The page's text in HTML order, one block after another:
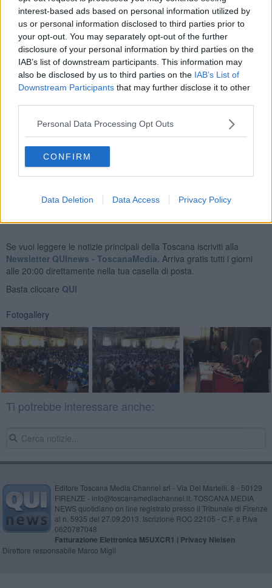
interest-based ads based on personal information utilized by
us or personal information disclosed to third parties prior to
your opt-out. You may separately opt-out of the further
disclosure of your personal information by third parties on the
IAB’s list of downstream participants. This information may
also be disclosed by us to third parties on the IAB’s List of
Downstream Participants that may further disclose it to other
Personal Data Processing Opt Outs
CONFIRM
Data Deletion Data Access Privacy Policy
Durante l'evento i più giovani rappresentanti di ogni squadra hanno
ricevuto un premio speciale. I ragazzi hanno anche indossato tutti
insieme una maglietta con la scritta "Salviamo tutti la Rari", un
gesto di solidarietà e partecipazione verso la storica società
fiorentina.
L'amministrazione comunale è stata rappresentata dall'assessore
allo sport Andrea Vannucci, il Coni dal presidente provinciale
Rari Nantes, e di Luciano Cacciatori, presidente del Floretianuoto
Se vuoi leggere le notizie principali della Toscana iscriviti alla
Newsletter QUInews - ToscanaMedia. Arriva gratis tutti i giorni
alle 20:00 direttamente nella tua casella di posta.
Basta cliccare QUI
Fotogallery
Ti potrebbe interessare anche:
Editore Toscana Media Channel srl - Via Dei Martelli, 8 - 50129
FIRENZE - info@toscanamediachannel.it. TOSCANA MEDIA
NEWS quotidiano on line registrato presso il Tribunale di Firenze
al n. 5935 del 27.09.2013. Iscrizione ROC 22105 - C.F. e P.Iva
0620787048
Fatturazione Elettronica M5UXCR1 | Privacy Nielsen
Direttore responsabile Marco Migli